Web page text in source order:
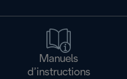
Manuels
d’instructions